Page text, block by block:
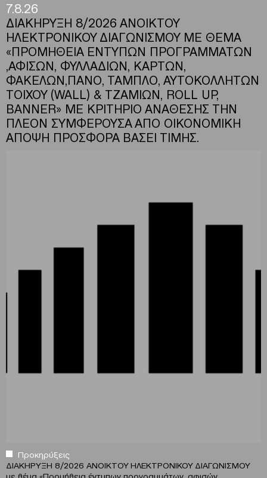
7.8.26
ΔΙΑΚΗΡΥΞΗ 8/2026 ΑΝΟΙΚΤΟΥ
ΗΛΕΚΤΡΟΝΙΚΟΥ ΔΙΑΓΩΝΙΣΜΟΥ ΜΕ ΘΕΜΑ
«ΠΡΟΜΗΘΕΙΑ ΕΝΤΥΠΩΝ ΠΡΟΓΡΑΜΜΑΤΩΝ
,ΑΦΙΣΩΝ, ΦΥΛΛΑΔΙΩΝ, ΚΑΡΤΩΝ,
ΦΑΚΕΛΩΝ,ΠΑΝΟ, ΤΑΜΠΛΟ, ΑΥΤΟΚΟΛΛΗΤΩΝ
ΤΟΙΧΟΥ (WALL) & ΤΖΑΜΙΩΝ, ROLL UP,
BANNER» ΜΕ ΚΡΙΤΗΡΙΟ ΑΝΑΘΕΣΗΣ ΤΗΝ
ΠΛΕΟΝ ΣΥΜΦΕΡΟΥΣΑ ΑΠΟ ΟΙΚΟΝΟΜΙΚΗ
ΑΠΟΨΗ ΠΡΟΣΦΟΡΑ ΒΑΣΕΙ ΤΙΜΗΣ.
Προκηρύξεις
ΔΙΑΚΗΡΥΞΗ 8/2026 ΑΝΟΙΚΤΟΥ ΗΛΕΚΤΡΟΝΙΚΟΥ ΔΙΑΓΩΝΙΣΜΟΥ
με θέμα «Προμήθεια έντυπων προγραμμάτων ,αφισών,